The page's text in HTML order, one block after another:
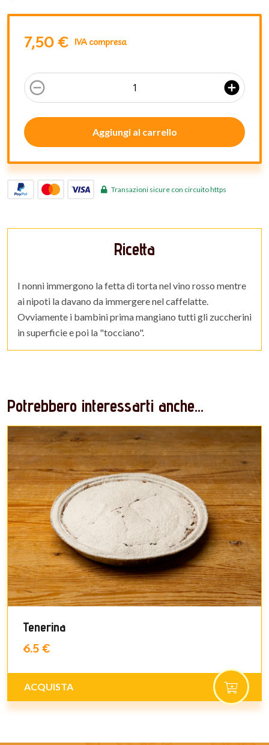
7,50 € IVA compresa
remove_circle_outline add_circle
Aggiungi al carrello
Transazioni sicure con circuito https
Ricetta
I nonni immergono la fetta di torta nel vino rosso mentre
ai nipoti la davano da immergere nel caffelatte.
Ovviamente i bambini prima mangiano tutti gli zuccherini
in superficie e poi la "tocciano".
Potrebbero interessarti anche...
Tenerina
6.5 €
ACQUISTA